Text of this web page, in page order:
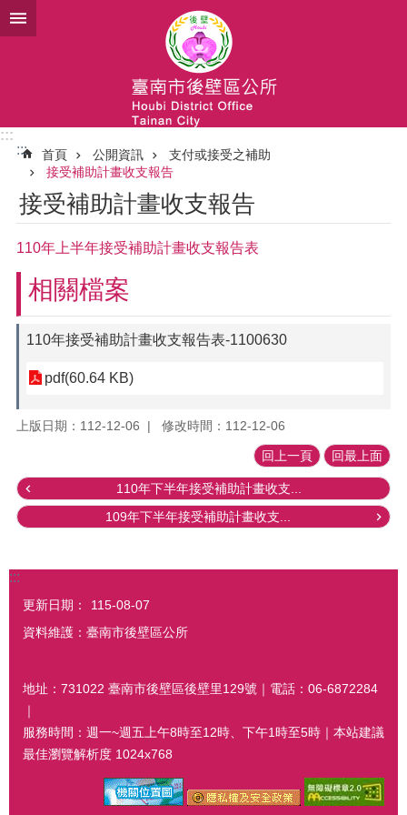
跳到主要內容區塊
:::
:::
首頁 公開資訊
支付或接受之補助
接受補助計畫收支報告
接受補助計畫收支報告
110年上半年接受補助計畫收支報告表
相關檔案
110年接受補助計畫收支報告表-1100630
pdf(60.64 KB)
上版日期：112-12-06 修改時間：112-12-06
回上一頁 回最上面
110年下半年接受補助計畫收支...
109年下半年接受補助計畫收支...
:::
更新日期：
115-08-07
資料維護：臺南市後壁區公所
地址：731022 臺南市後壁區後壁里129號｜電話：06-6872284
｜
服務時間：週一~週五上午8時至12時、下午1時至5時｜本站建議
最佳瀏覽解析度 1024x768